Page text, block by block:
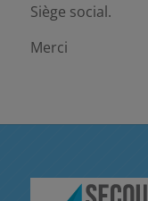
Siège social.
Merci